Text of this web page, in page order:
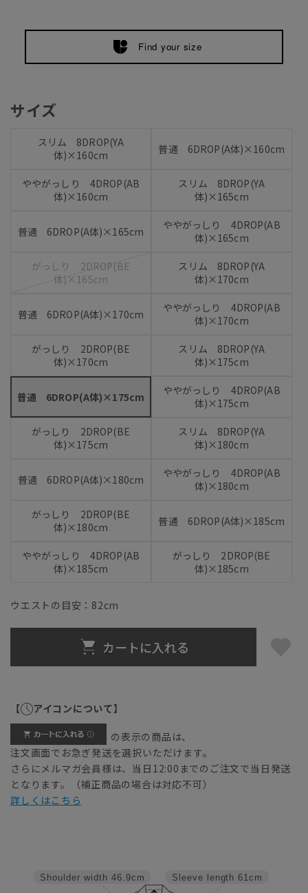
Find your size
サイズ
スリム 8DROP(YA
体)×160cm
普通 6DROP(A体)×160cm
ややがっしり 4DROP(AB
体)×160cm
スリム 8DROP(YA
体)×165cm
普通 6DROP(A体)×165cm
ややがっしり 4DROP(AB
体)×165cm
がっしり 2DROP(BE
体)×165cm
スリム 8DROP(YA
体)×170cm
普通 6DROP(A体)×170cm
ややがっしり 4DROP(AB
体)×170cm
がっしり 2DROP(BE
体)×170cm
スリム 8DROP(YA
体)×175cm
普通 6DROP(A体)×175cm
ややがっしり 4DROP(AB
体)×175cm
がっしり 2DROP(BE
体)×175cm
スリム 8DROP(YA
体)×180cm
普通 6DROP(A体)×180cm
ややがっしり 4DROP(AB
体)×180cm
がっしり 2DROP(BE
体)×180cm
普通 6DROP(A体)×185cm
ややがっしり 4DROP(AB
体)×185cm
がっしり 2DROP(BE
体)×185cm
ウエストの目安： 82cm
カートに入れる
【 アイコンについて】
の表示の商品は、
注文画面でお急ぎ発送を選択いただけます。
さらにメルマガ会員様は、当日12:00までのご注文で当日発送
となります。（補正商品の場合は対応不可）
詳しくはこちら
Sleeve length 61cm
Shoulder width 46.9cm